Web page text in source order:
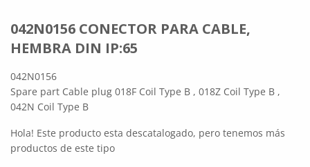
042N0156 CONECTOR PARA CABLE,
HEMBRA DIN IP:65
042N0156
Spare part Cable plug 018F Coil Type B , 018Z Coil Type B ,
042N Coil Type B
Hola! Este producto esta descatalogado, pero tenemos más
productos de este tipo